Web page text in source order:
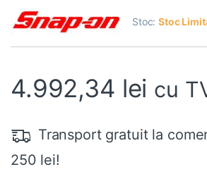
Stoc:Stoc
4.992,34 lei cu
Transport gratuit la
250 lei!